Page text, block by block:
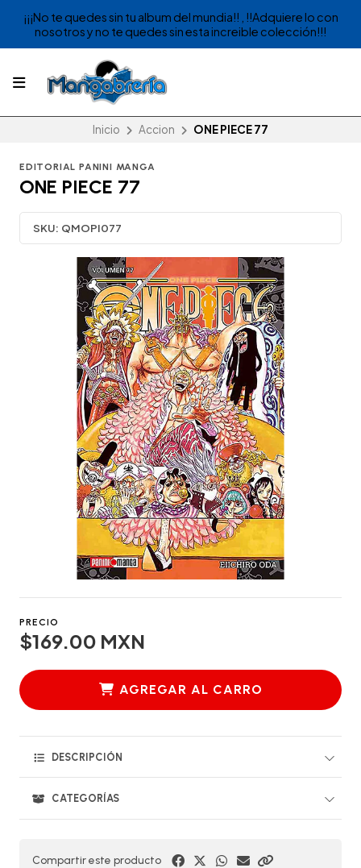
¡¡¡No te quedes sin tu album del mundia!! , !!Adquiere lo con
nosotros y no te quedes sin esta increible colección!!!
Inicio Accion ONE PIECE 77
EDITORIAL PANINI MANGA
ONE PIECE 77
SKU: QMOPI077
PRECIO
$169.00 MXN
AGREGAR AL CARRO
DESCRIPCIÓN
CATEGORÍAS
Compartir este producto